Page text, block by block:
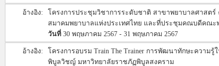
อ้างอิง:
โครงการประชุมวิชาการระดับชาติ สาขาพยาบาลศาสต
สมาคมพยาบาลแห่งประเทศไทย และที่ประชุมคณบดีคณะ
วันที่ 30 พฤษภาคม 2567 - 31 พฤษภาคม 2567
อ้างอิง:
โครงการอบรม Train The Trainer การพัฒนาทักษะความ
พิบูลวิชญ์ มหาวิทยาลัยราชภัฏพิบูลสงคราม